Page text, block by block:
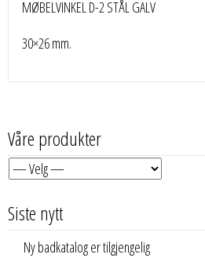
MØBELVINKEL D-2 STÅL GALV
30×26 mm.
Våre produkter
Siste nytt
Ny badkatalog er tilgjengelig